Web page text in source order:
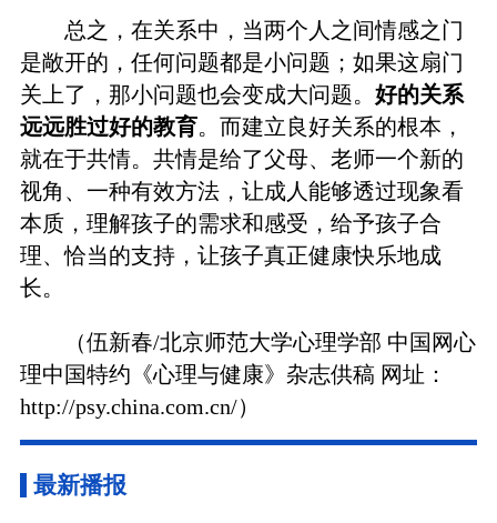
总之，在关系中，当两个人之间情感之门
是敞开的，任何问题都是小问题；如果这扇门
关上了，那小问题也会变成大问题。 好的关系
远远胜过好的教育。而建立良好关系的根本，
就在于共情。共情是给了父母、老师一个新的
视角、一种有效方法，让成人能够透过现象看
本质，理解孩子的需求和感受，给予孩子合
理、恰当的支持，让孩子真正健康快乐地成
长。
（伍新春/北京师范大学心理学部 中国网心
理中国特约《心理与健康》杂志供稿 网址：
http://psy.china.com.cn/）
最新播报